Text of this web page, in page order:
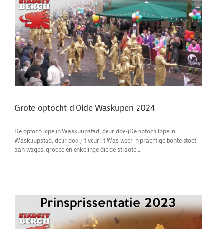
Grote optocht d'Olde Waskupen 2024
De optoch lope in Waskuupstad, deur doe-jDe optoch lope in
Waskuupstad, deur doe-j 't veur! 't Was weer 'n prachtige bonte stoet
aan wages, groepe en enkelinge die de straote ...